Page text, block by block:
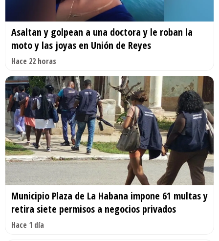
Asaltan y golpean a una doctora y le roban la
moto y las joyas en Unión de Reyes
Hace 22 horas
Municipio Plaza de La Habana impone 61 multas y
retira siete permisos a negocios privados
Hace 1 día